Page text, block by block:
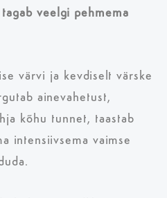
veelgi pehmema
värvi ja kevdiselt värske
ainevahetust,
kõhu tunnet, taastab
intensiivsema vaimse